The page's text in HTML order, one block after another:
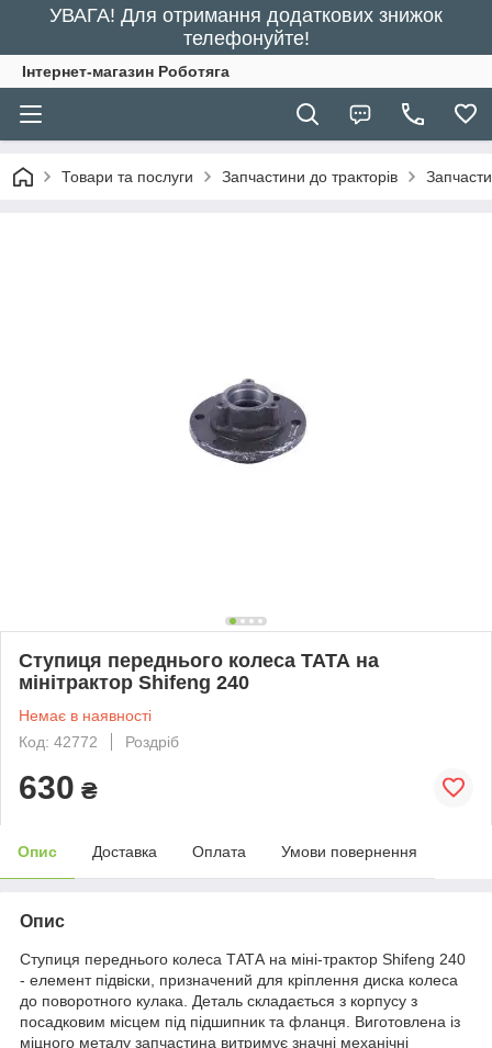
УВАГА! Для отримання додаткових знижок
телефонуйте!
Інтернет-магазин Роботяга
Товари та послуги Запчастини до тракторів
Ступиця переднього колеса ТАТА на
мінітрактор Shifeng 240
Немає в наявності
Код: 42772
Роздріб
630 ₴
Опис Доставка Оплата Умови повернення
Опис
Ступиця переднього колеса ТАТА на міні-трактор Shifeng 240
- елемент підвіски, призначений для кріплення диска колеса
до поворотного кулака. Деталь складається з корпусу з
посадковим місцем під підшипник та фланця. Виготовлена із
міцного металу запчастина витримує значні механічні